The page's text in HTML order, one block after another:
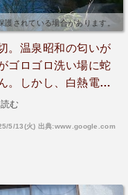
護されている場合があります。
。温泉昭和の匂いが
ゴロゴロ洗い場に蛇
。しかし、白熱電灯
ます。夜に来るのも
む
5/13(火) 出典:www.google.com